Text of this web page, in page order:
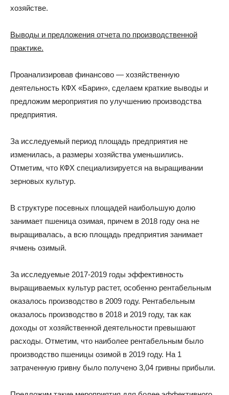
хозяйстве.
Выводы и предложения отчета по производственной
практике.
Проанализировав финансово — хозяйственную
деятельность КФХ «Барин», сделаем краткие выводы и
предложим мероприятия по улучшению производства
предприятия.
За исследуемый период площадь предприятия не
изменилась, а размеры хозяйства уменьшились.
Отметим, что КФХ специализируется на выращивании
зерновых культур.
В структуре посевных площадей наибольшую долю
занимает пшеница озимая, причем в 2018 году она не
выращивалась, а всю площадь предприятия занимает
ячмень озимый.
За исследуемые 2017-2019 годы эффективность
выращиваемых культур растет, особенно рентабельным
оказалось производство в 2009 году. Рентабельным
оказалось производство в 2018 и 2019 году, так как
доходы от хозяйственной деятельности превышают
расходы. Отметим, что наиболее рентабельным было
производство пшеницы озимой в 2019 году. На 1
затраченную гривну было получено 3,04 гривны прибыли.